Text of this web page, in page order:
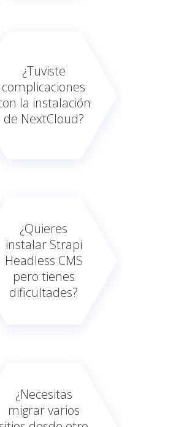
¿Tuviste
complicaciones
la instalación
de NextCloud?
¿Quieres
instalar Strapi
Headless CMS
pero tienes
dificultades?
¿Necesitas
migrar varios